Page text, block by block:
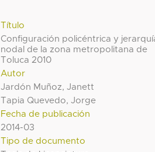
Título
Configuración policéntrica y
nodal de la zona metropolitana de
Toluca 2010
Autor
Jardón Muñoz, Janett
Tapia Quevedo, Jorge
Fecha de publicación
2014-03
Tipo de documento